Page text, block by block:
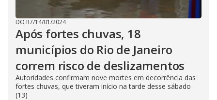
DO R7/14/01/2024
Após fortes chuvas, 18
municípios do Rio de Janeiro
correm risco de deslizamentos
Autoridades confirmam nove mortes em decorrência das
fortes chuvas, que tiveram início na tarde desse sábado
(13)